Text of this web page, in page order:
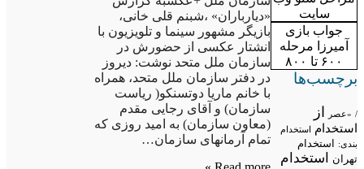
سایت
جواب بازی
آمیرزا مرحله
۶۰۰ تا ۸۰۰
«دیارباران» ،شبنم قلی خانی،
بازیگر مشهور سینما و تلویزیون با
انشتار عکسی از حضورش در
سازمان ملل متحد نوشت: دیروز
در دفتر سازمان ملل متحد، همراه
با خانم ماریا دوتسنکو( ریاست
سازمان) و آقای رجایی مقدم
(معاون سازمان) به امید روزی که
تمام آرمانهای سازمان…
برچسب‌ها
/ «عصر از
استخدام استخدام
بندی: استخدام
تهران
استخدام